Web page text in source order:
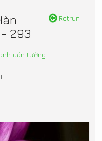
Retrun
293
dán tường